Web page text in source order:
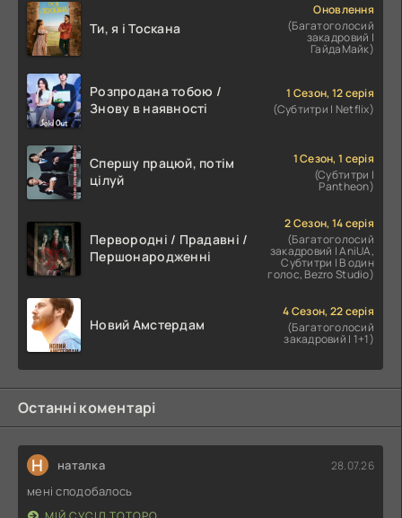
Ти, я і Тоскана
Оновлення
(Багатоголосий
закадровий |
ГайдаМайк)
Розпродана тобою /
Знову в наявності
1 Сезон, 12 серія
(Субтитри | Netflix)
Спершу працюй, потім
цілуй
1 Сезон, 1 серія
(Субтитри |
Pantheon)
Первородні / Прадавні /
Першонародженні
2 Сезон, 14 серія
(Багатоголосий
закадровий | AniUA,
Субтитри | В один
голос, Bezro Studio)
Новий Амстердам
4 Сезон, 22 серія
(Багатоголосий
закадровий | 1+1)
Останні коментарі
Н наталка 28.07.26
мені сподобалось